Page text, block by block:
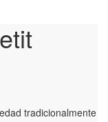
tradicionalmente